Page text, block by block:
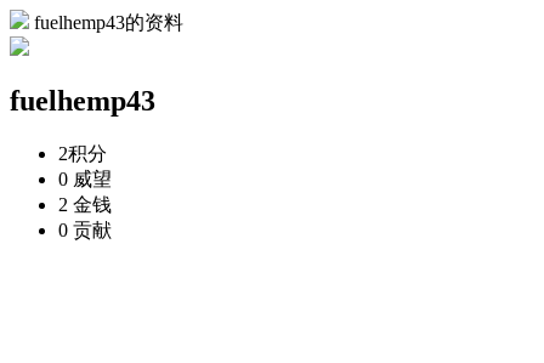
fuelhemp43的资料
fuelhemp43
2积分
0 威望
2 金钱
0 贡献